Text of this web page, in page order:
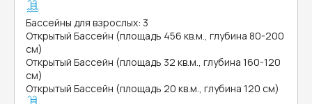
Бассейны для взрослых: 3
Открытый Бассейн (площадь 456 кв.м., глубина 80-200
см)
Открытый Бассейн (площадь 32 кв.м., глубина 160-120
см)
Открытый Бассейн (площадь 20 кв.м., глубина 120 см)